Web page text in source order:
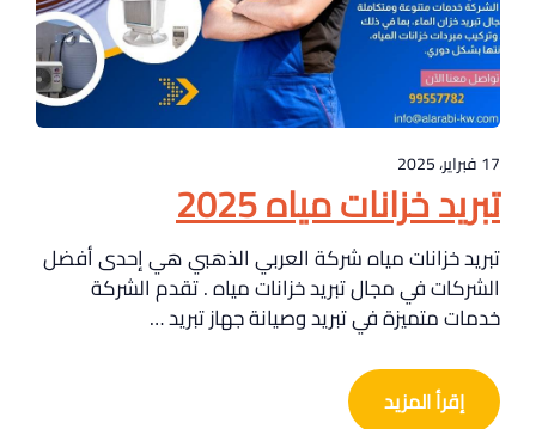
17 فبراير، 2025
تبريد خزانات مياه 2025
تبريد خزانات مياه شركة العربي الذهبي هي إحدى أفضل
الشركات في مجال تبريد خزانات مياه . تقدم الشركة
خدمات متميزة في تبريد وصيانة جهاز تبريد …
إقرأ المزيد